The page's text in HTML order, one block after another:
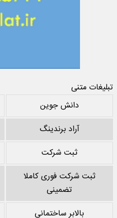
تبلیغات متنی
دانش جوین
آراد برندینگ
ثبت شرکت
ثبت شرکت فوری کاملا
تضمینی
بالابر ساختمانی